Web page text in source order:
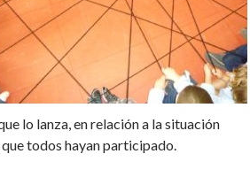
lo lanza, en relación a la situación
todos hayan participado.